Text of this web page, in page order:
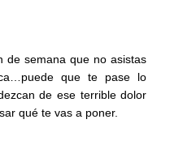
de semana que no asistas
que te pase lo
de ese terrible dolor
qué te vas a poner.